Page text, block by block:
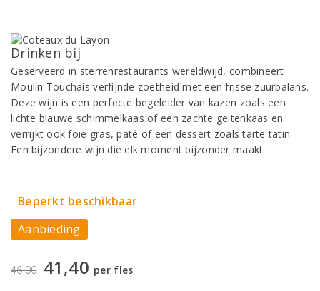
Drinken bij
Geserveerd in sterrenrestaurants wereldwijd, combineert
Moulin Touchais verfijnde zoetheid met een frisse zuurbalans.
Deze wijn is een perfecte begeleider van kazen zoals een
lichte blauwe schimmelkaas of een zachte geitenkaas en
verrijkt ook foie gras, paté of een dessert zoals tarte tatin.
Een bijzondere wijn die elk moment bijzonder maakt.
Beperkt beschikbaar
Aanbieding
46,00 41,40 per fles